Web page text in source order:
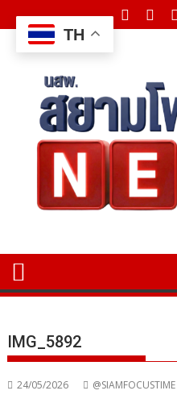
to
content
IMG_5892
24/05/2026 @SIAMFOCUSTIME
TH